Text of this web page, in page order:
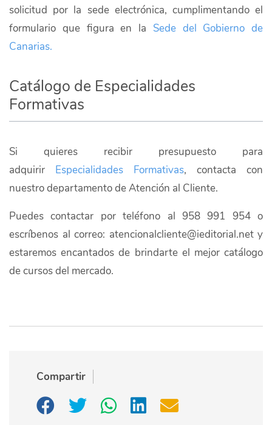
solicitud por la sede electrónica, cumplimentando el
formulario que figura en la Sede del Gobierno de
Canarias.
Catálogo de Especialidades
Formativas
Si quieres recibir presupuesto para
adquirir Especialidades Formativas, contacta con
nuestro departamento de Atención al Cliente.
Puedes contactar por teléfono al 958 991 954 o
escríbenos al correo: atencionalcliente@ieditorial.net y
estaremos encantados de brindarte el mejor catálogo
de cursos del mercado.
Compartir